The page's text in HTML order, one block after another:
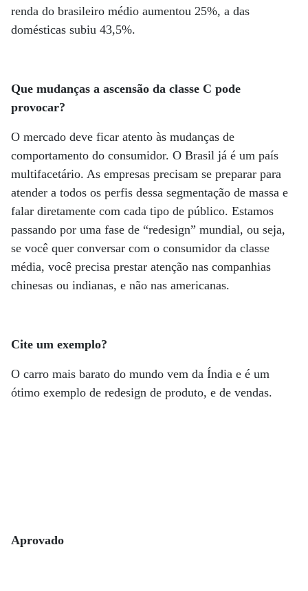
renda do brasileiro médio aumentou 25%, a das
domésticas subiu 43,5%.
Que mudanças a ascensão da classe C pode
provocar?
O mercado deve ficar atento às mudanças de
comportamento do consumidor. O Brasil já é um país
multifacetário. As empresas precisam se preparar para
atender a todos os perfis dessa segmentação de massa e
falar diretamente com cada tipo de público. Estamos
passando por uma fase de “redesign” mundial, ou seja,
se você quer conversar com o consumidor da classe
média, você precisa prestar atenção nas companhias
chinesas ou indianas, e não nas americanas.
Cite um exemplo?
O carro mais barato do mundo vem da Índia e é um
ótimo exemplo de redesign de produto, e de vendas.
Aprovado